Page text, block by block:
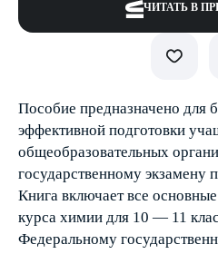
ЧИТАТЬ В
Пособие предназначено для
эффективной подготовки
общеобразовательных
государственному экзамену
Книга включает все
курса химии для 10 — 11
Федеральному